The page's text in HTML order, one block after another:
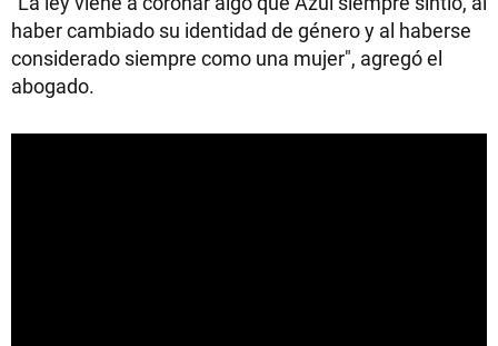
haber cambiado su identidad de género y al haberse
considerado siempre como una mujer", agregó el
abogado.